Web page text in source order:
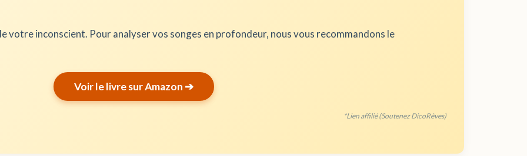
votre inconscient. Pour analyser vos songes en profondeur, nous vous recommandons le
Voir le livre sur Amazon ➔
*Lien affilié (Soutenez DicoRêves)